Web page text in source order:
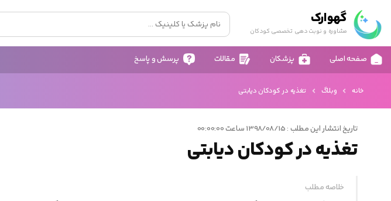
گهوارک
مشاوره و نوبت دهی تخصصی کودکان
صفحه اصلی پزشکان مقالات پرسش و پاسخ
خانه وبلاگ تغذیه در کودکان دیابتی
تاریخ انتشار این مطلب : 1398/08/15 ساعت 00:00:00
تغذیه در کودکان دیابتی
خلاصه مطلب